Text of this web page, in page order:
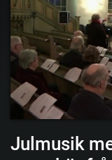
Julmusik